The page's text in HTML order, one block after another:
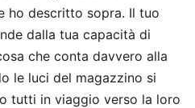
ho descritto sopra. Il tuo
dalla tua capacità di
che conta davvero alla
le luci del magazzino si
tutti in viaggio verso la loro